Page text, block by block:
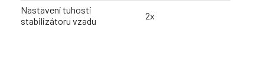
Nastavení tuhosti
stabilizátoru vzadu
2x